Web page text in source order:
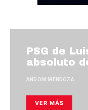
PSG de
absoluto
ANDONI MENDOZA
VER MÁS